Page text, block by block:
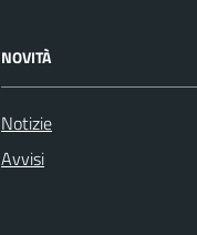
NOVITÀ
Notizie
Avvisi